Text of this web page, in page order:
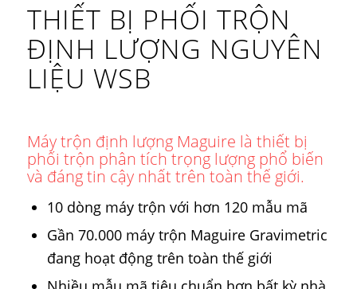
THIẾT BỊ PHỐI TRỘN
ĐỊNH LƯỢNG NGUYÊN
LIỆU WSB
Máy trộn định lượng Maguire là thiết bị
phối trộn phân tích trọng lượng phổ biến
và đáng tin cậy nhất trên toàn thế giới.
10 dòng máy trộn với hơn 120 mẫu mã
Gần 70.000 máy trộn Maguire Gravimetric
đang hoạt động trên toàn thế giới